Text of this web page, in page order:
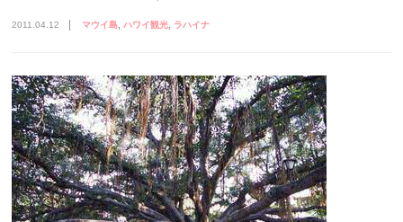
2011.04.12 マウイ島 ハワイ観光 ラハイナ